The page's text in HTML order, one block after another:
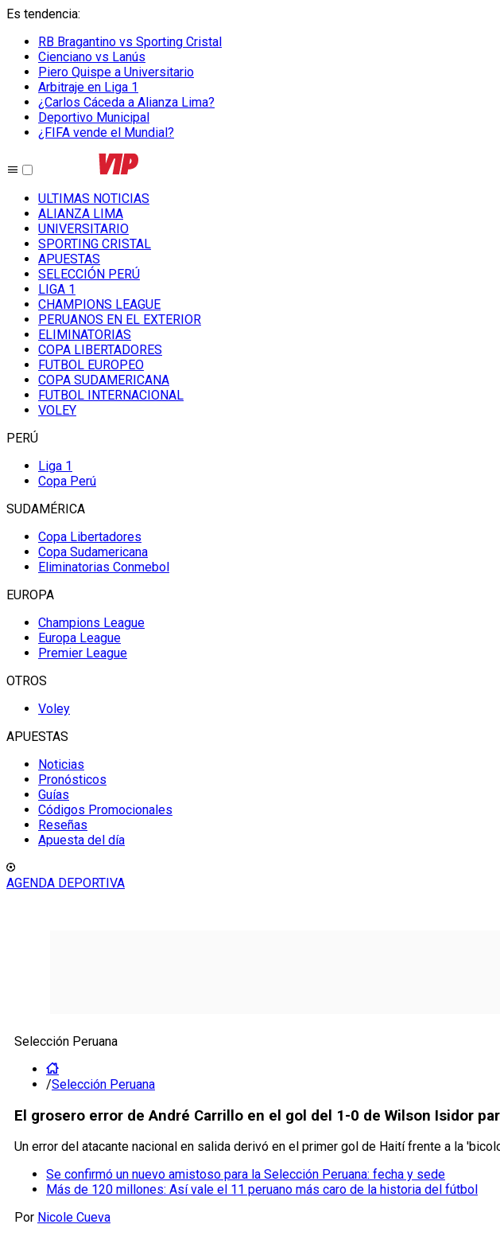
Es tendencia:
RB Bragantino vs Sporting Cristal
Cienciano vs Lanús
Piero Quispe a Universitario
Arbitraje en Liga 1
¿Carlos Cáceda a Alianza Lima?
Deportivo Municipal
¿FIFA vende el Mundial?
ULTIMAS NOTICIAS
ALIANZA LIMA
UNIVERSITARIO
SPORTING CRISTAL
APUESTAS
SELECCIÓN PERÚ
LIGA 1
CHAMPIONS LEAGUE
PERUANOS EN EL EXTERIOR
ELIMINATORIAS
COPA LIBERTADORES
FUTBOL EUROPEO
COPA SUDAMERICANA
FUTBOL INTERNACIONAL
VOLEY
PERÚ
Liga 1
Copa Perú
SUDAMÉRICA
Copa Libertadores
Copa Sudamericana
Eliminatorias Conmebol
EUROPA
Champions League
Europa League
Premier League
OTROS
Voley
APUESTAS
Noticias
Pronósticos
Guías
Códigos Promocionales
Reseñas
Apuesta del día
AGENDA DEPORTIVA
Selección Peruana
/Selección Peruana
El grosero error de André Carrillo en el gol del 1-0 de Wilson Isidor
Un error del atacante nacional en salida derivó en el primer gol de Haití frente a la
Se confirmó un nuevo amistoso para la Selección Peruana: fecha y sede
Más de 120 millones: Así vale el 11 peruano más caro de la historia del fútbol
Por Nicole Cueva